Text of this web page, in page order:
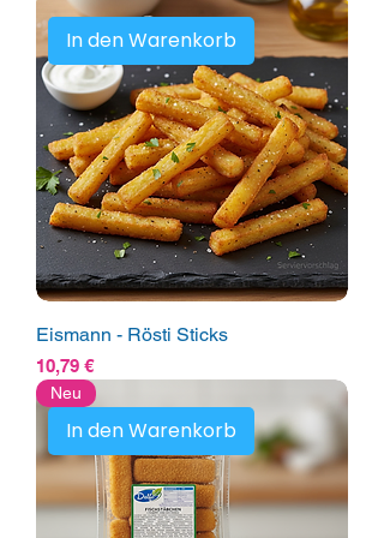
In den Warenkorb
Eismann - Rösti Sticks
Preis
10,79 €
In den Warenkorb
Neu